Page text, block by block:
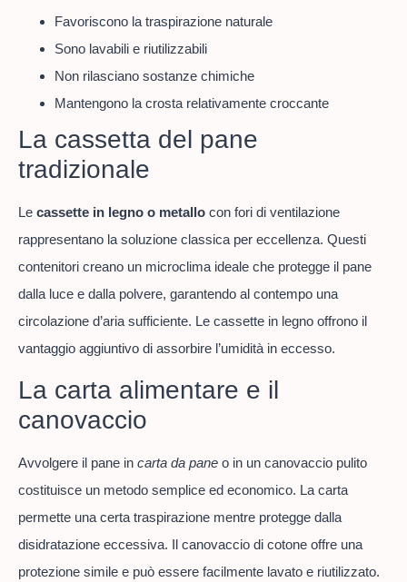
Favoriscono la traspirazione naturale
Sono lavabili e riutilizzabili
Non rilasciano sostanze chimiche
Mantengono la crosta relativamente croccante
La cassetta del pane
tradizionale
Le cassette in legno o metallo con fori di ventilazione
rappresentano la soluzione classica per eccellenza. Questi
contenitori creano un microclima ideale che protegge il pane
dalla luce e dalla polvere, garantendo al contempo una
circolazione d’aria sufficiente. Le cassette in legno offrono il
vantaggio aggiuntivo di assorbire l’umidità in eccesso.
La carta alimentare e il
canovaccio
Avvolgere il pane in carta da pane o in un canovaccio pulito
costituisce un metodo semplice ed economico. La carta
permette una certa traspirazione mentre protegge dalla
disidratazione eccessiva. Il canovaccio di cotone offre una
protezione simile e può essere facilmente lavato e riutilizzato.